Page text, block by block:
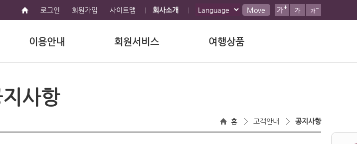
로그인 회원가입 사이트맵 회사소개 Move
이용안내 회원서비스 여행상품
사항
홈 고객안내 공지사항